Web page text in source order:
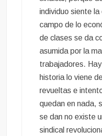
individuo siente
campo de lo
de clases se da
asumida por la
trabajadores.
historia lo viene
revueltas e
quedan en nada,
se dan no existe
sindical